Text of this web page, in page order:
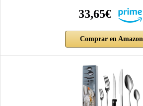
33,65€
Comprar en Amazon